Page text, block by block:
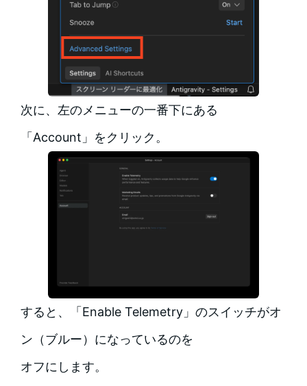
次に、左のメニューの一番下にある
「Account」をクリック。
すると、「Enable Telemetry」のスイッチがオ
ン（ブルー）になっているのを
オフにします。